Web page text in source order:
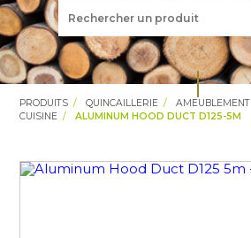
PRODUITS QUINCAILLERIE AMEUBLEMENT
CUISINE
ALUMINUM HOOD DUCT D125-5M